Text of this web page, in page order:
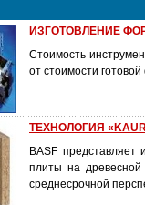
ИЗГОТОВЛЕНИЕ
Стоимость
от стоимости
ТЕХНОЛОГИЯ
BASF
плиты на древесной
среднесрочной